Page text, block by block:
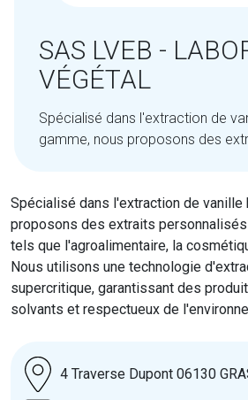
SAS LVEB -
VÉGÉTAL
Spécialisé dans l'extraction de
gamme, nous proposons des
Spécialisé dans l'extraction de vanille
proposons des extraits
tels que l'agroalimentaire, la
Nous utilisons une technologie
supercritique, garantissant des
solvants et respectueux de
4 Traverse Dupont 06130